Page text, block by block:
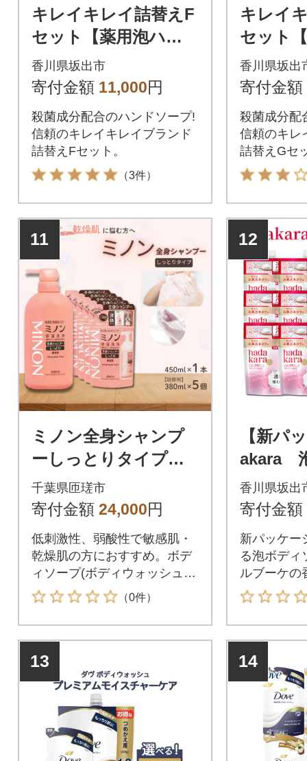
キレイキレイ詰替えF
セット【薬用泡ハン
ドソープ詰替え6パッ
ク】
香川県坂出市
寄付金額 11,000円
殺菌成分配合のハンドソープ!
信頼のキレイキレイブランド
詰替えFセット。
（3件）
キレイ
セット
ドソー
ック】
香川県坂出
寄付金額
殺菌成分配
信頼のキレ
詰替えGセ
11
ミノン全身シャンプ
ーしっとりタイプ 4
50ml:1本 詰替用(380
ml)5個セット AW-2
千葉県匝瑳市
寄付金額 24,000円
低刺激性、弱酸性で敏感肌・
乾燥肌の方におすすめ。ボデ
ィソープ(ボディウォッシュ)
としても使える
（0件）
12
【新パ
akara
プ フロ
ケの香
香川県坂出
寄付金額
新パッケー
る泡ボディ
ルブーケの
13 14